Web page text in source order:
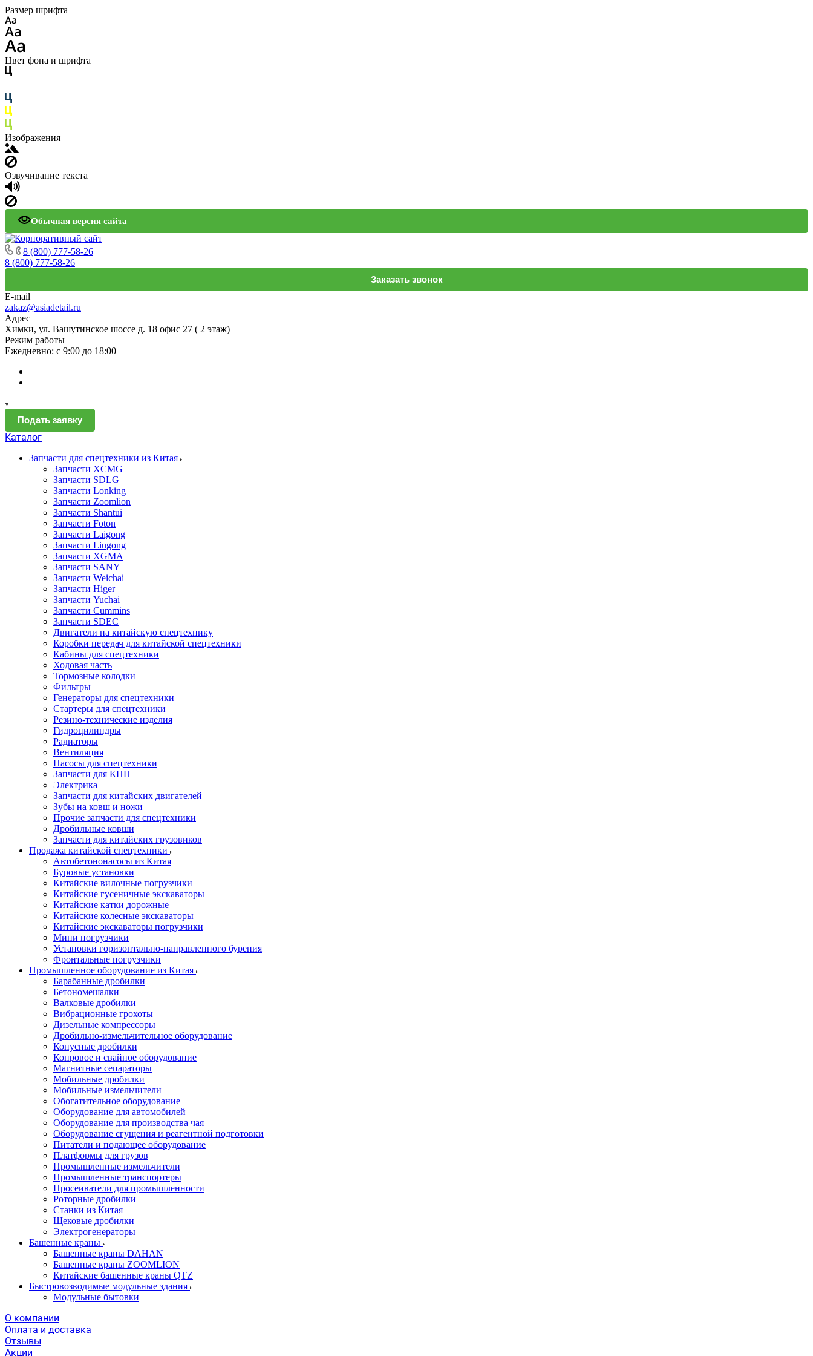
Размер шрифта
Цвет фона и шрифта
Изображения
Озвучивание текста
Обычная версия сайта
8 (800) 777-58-26
8 (800) 777-58-26
Заказать звонок
E-mail
zakaz@asiadetail.ru
Адрес
Химки, ул. Вашутинское шоссе д. 18 офис 27 ( 2 этаж)
Режим работы
Ежедневно: с 9:00 до 18:00
Подать заявку
Каталог
Запчасти для спецтехники из Китая
Запчасти XCMG
Запчасти SDLG
Запчасти Lonking
Запчасти Zoomlion
Запчасти Shantui
Запчасти Foton
Запчасти Laigong
Запчасти Liugong
Запчасти XGMA
Запчасти SANY
Запчасти Weichai
Запчасти Higer
Запчасти Yuchai
Запчасти Cummins
Запчасти SDEC
Двигатели на китайскую спецтехнику
Коробки передач для китайской спецтехники
Кабины для спецтехники
Ходовая часть
Тормозные колодки
Фильтры
Генераторы для спецтехники
Стартеры для спецтехники
Резино-технические изделия
Гидроцилиндры
Радиаторы
Вентиляция
Насосы для спецтехники
Запчасти для КПП
Электрика
Запчасти для китайских двигателей
Зубы на ковш и ножи
Прочие запчасти для спецтехники
Дробильные ковши
Запчасти для китайских грузовиков
Продажа китайской спецтехники
Автобетононасосы из Китая
Буровые установки
Китайские вилочные погрузчики
Китайские гусеничные экскаваторы
Китайские катки дорожные
Китайские колесные экскаваторы
Китайские экскаваторы погрузчики
Мини погрузчики
Установки горизонтально-направленного бурения
Фронтальные погрузчики
Промышленное оборудование из Китая
Барабанные дробилки
Бетономешалки
Валковые дробилки
Вибрационные грохоты
Дизельные компрессоры
Дробильно-измельчительное оборудование
Конусные дробилки
Копровое и свайное оборудование
Магнитные сепараторы
Мобильные дробилки
Мобильные измельчители
Обогатительное оборудование
Оборудование для автомобилей
Оборудование для производства чая
Оборудование сгущения и реагентной подготовки
Питатели и подающее оборудование
Платформы для грузов
Промышленные измельчители
Промышленные транспортеры
Просеиватели для промышленности
Роторные дробилки
Станки из Китая
Щековые дробилки
Электрогенераторы
Башенные краны
Башенные краны DAHAN
Башенные краны ZOOMLION
Китайские башенные краны QTZ
Быстровозводимые модульные здания
Модульные бытовки
О компании
Оплата и доставка
Отзывы
Акции